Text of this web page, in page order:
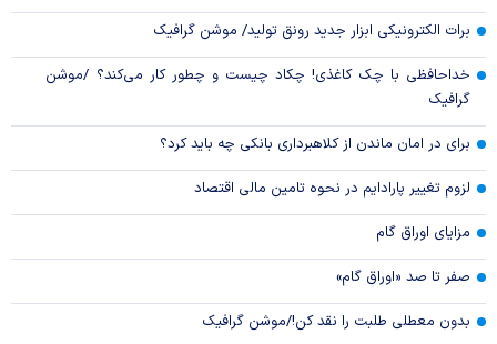
برات الکترونیکی ابزار جدید رونق تولید/ موشن گرافیک
خداحافظی با چک کاغذی! چکاد چیست و چطور کار می‌کند؟ /موشن
گرافیک
برای در امان ماندن از کلاهبرداری بانکی چه باید کرد؟
لزوم تغییر پارادایم در نحوه تامین مالی اقتصاد
مزایای اوراق گام
صفر تا صد «اوراق گام»
بدون معطلی طلبت را نقد کن!/موشن گرافیک